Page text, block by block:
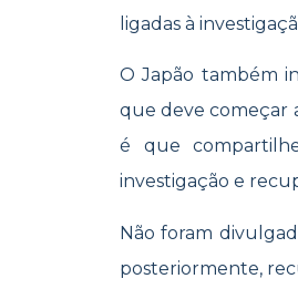
ligadas à
O Japão também
que deve começar
é que
investigação e
Não foram
posteriormente,